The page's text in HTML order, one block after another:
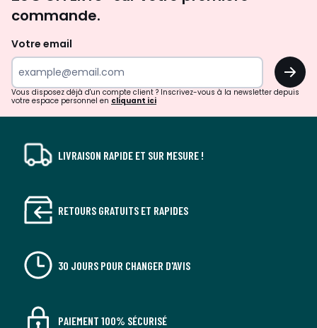
surprises?
commande.
Votre email
OK
Vous disposez déjà d'un compte client ? Inscrivez-vous à la newsletter depuis
votre espace personnel en cliquant ici
LIVRAISON RAPIDE ET SUR MESURE !
RETOURS GRATUITS ET RAPIDES
30 JOURS POUR CHANGER D'AVIS
PAIEMENT 100% SÉCURISÉ